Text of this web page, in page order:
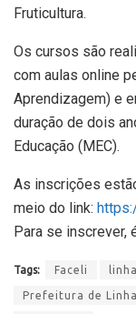
Fruticultura.
Os cursos são
com aulas online
Aprendizagem) e
duração de dois
Educação (MEC).
As inscrições
meio do link:
Para se inscrever,
Tags: Faceli
Prefeitura de